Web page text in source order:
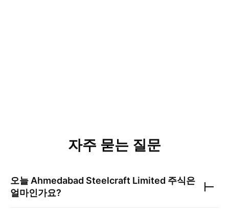
자주 묻는 질문
오늘 Ahmedabad Steelcraft Limited 주식은
얼마인가요?